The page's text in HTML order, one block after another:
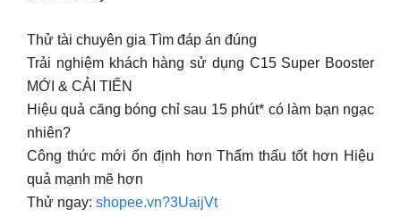
Thử tài chuyên gia Tìm đáp án đúng
Trải nghiệm khách hàng sử dụng C15 Super Booster
MỚI & CẢI TIẾN
Hiệu quả căng bóng chỉ sau 15 phút* có làm bạn ngạc
nhiên?
Công thức mới ổn định hơn Thẩm thấu tốt hơn Hiệu
quả mạnh mẽ hơn
Thử ngay: shopee.vn?3UaijVt